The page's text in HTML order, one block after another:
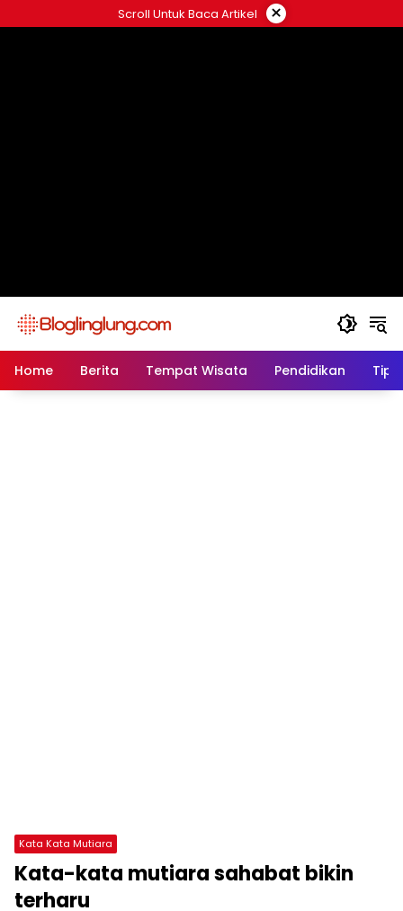
to
Scroll Untuk Baca Artikel ×
Home Berita Tempat Wisata Pendidikan
Kata Kata Mutiara
Kata-kata mutiara sahabat bikin
terharu